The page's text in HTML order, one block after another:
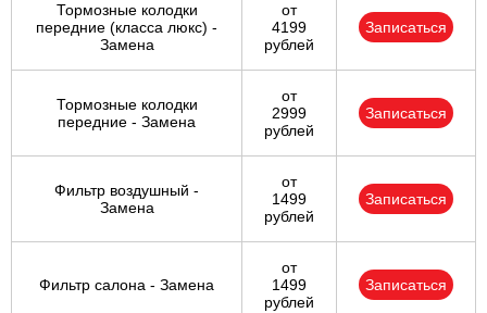
Тормозные колодки
передние (класса люкс) -
Замена
от
4199
рублей
Записаться
Тормозные колодки
передние - Замена
от
2999
рублей
Записаться
Фильтр воздушный -
Замена
от
1499
рублей
Записаться
Фильтр салона - Замена
от
1499
рублей
Записаться